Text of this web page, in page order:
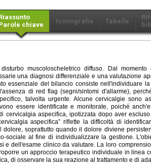
chiave
Iconografia Tabelle
muscoloscheletrico diffuso. Dal
una diagnosi differenziale e una valutazione
essenziale del bilancio consiste nell'individuare
di red flag (segni/sintomi d'allarme),
talvolta urgente. Alcune cervicalgie sono
essere identificate e monitorate, poiché
cervicalgia aspecifica, ipotizzata dopo aver
aspecifica” riflette la difficoltà di
dolore, soprattutto quando il dolore diviene
sociale al fine di individualizzare la gestione.
e dell'esame clinico da valutare. La loro
un approccio terapeutico individuale in linea
di osservare la sua reazione al trattamento e di